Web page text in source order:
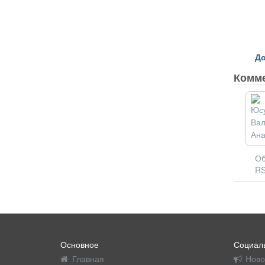
Основное
Главная